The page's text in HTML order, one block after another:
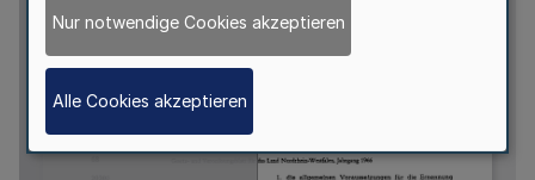
Nur notwendige Cookies akzeptieren
Alle Cookies akzeptieren